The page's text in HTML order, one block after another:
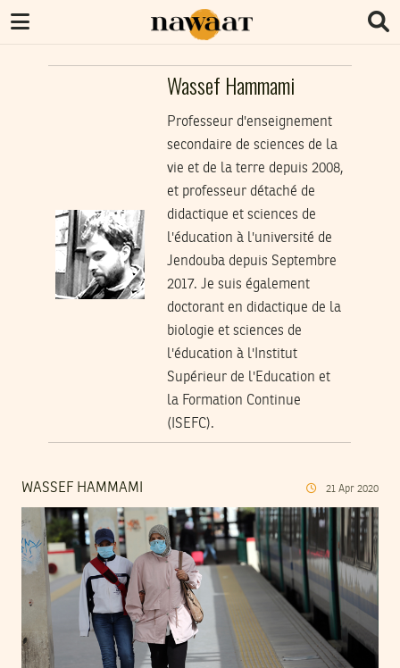
Wassef Hammami
Professeur d'enseignement
secondaire de sciences de la
vie et de la terre depuis 2008,
et professeur détaché de
didactique et sciences de
l'éducation à l'université de
Jendouba depuis Septembre
2017. Je suis également
doctorant en didactique de la
biologie et sciences de
l'éducation à l'Institut
Supérieur de l'Education et
la Formation Continue
(ISEFC).
WASSEF HAMMAMI 21 Apr 2020